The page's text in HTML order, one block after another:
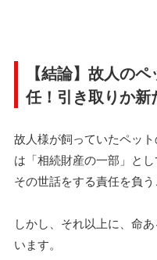
【結論】故人の
任！引き取りか
故人様が飼っていたペッ
は「相続財産の一部」と
その世話をする責任を負う
しかし、それ以上に、命
います。